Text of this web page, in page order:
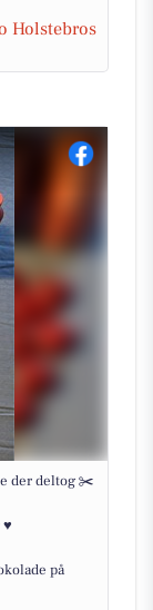
Holstebros
der deltog ✂️
♥️
på